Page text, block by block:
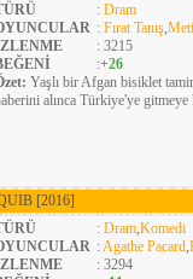
: Dram
: Fırat Tanış,
: 3215
:+26
Yaşlı bir Afgan bisiklet
alınca Türkiye'ye gitmeye
[2016]
: Dram,Komedi
:Agathe Pacard,
: 3294